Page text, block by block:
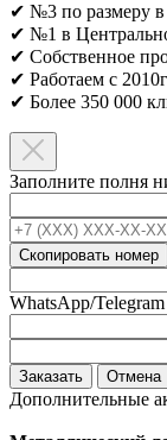
✔ №3 по размеру в
✔ №1 в
✔ Собственное
✔ Работаем с
✔ Более 350 000
Заполните полня
Скопировать номер
WhatsApp/Telegram
Заказать Отмена
Дополнительные